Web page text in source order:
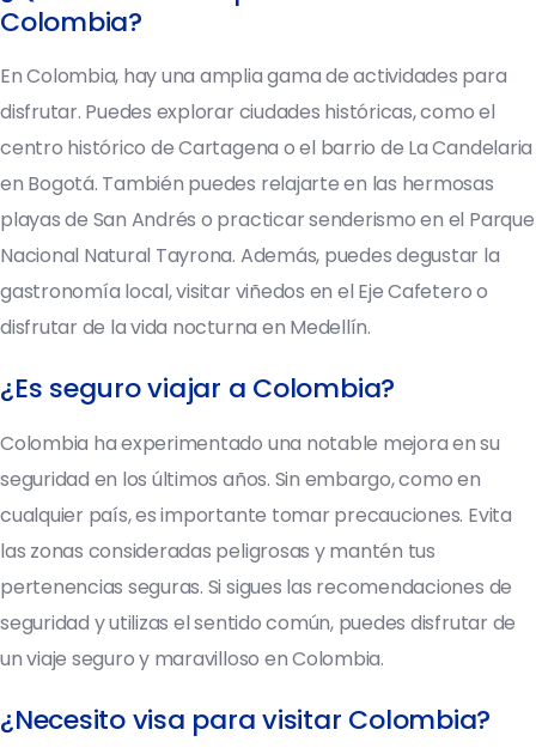
Colombia?
En Colombia, hay una amplia gama de actividades para
disfrutar. Puedes explorar ciudades históricas, como el
centro histórico de Cartagena o el barrio de La Candelaria
en Bogotá. También puedes relajarte en las hermosas
playas de San Andrés o practicar senderismo en el Parque
Nacional Natural Tayrona. Además, puedes degustar la
gastronomía local, visitar viñedos en el Eje Cafetero o
disfrutar de la vida nocturna en Medellín.
¿Es seguro viajar a Colombia?
Colombia ha experimentado una notable mejora en su
seguridad en los últimos años. Sin embargo, como en
cualquier país, es importante tomar precauciones. Evita
las zonas consideradas peligrosas y mantén tus
pertenencias seguras. Si sigues las recomendaciones de
seguridad y utilizas el sentido común, puedes disfrutar de
un viaje seguro y maravilloso en Colombia.
¿Necesito visa para visitar Colombia?